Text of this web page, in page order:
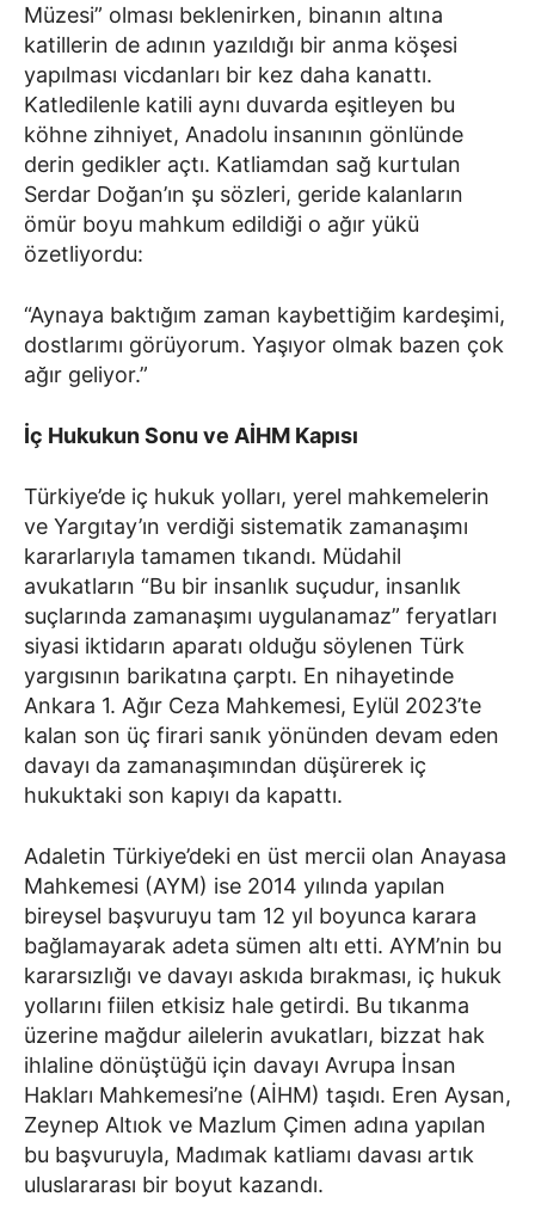
Müzesi” olması beklenirken, binanın altına
katillerin de adının yazıldığı bir anma köşesi
yapılması vicdanları bir kez daha kanattı.
Katledilenle katili aynı duvarda eşitleyen bu
köhne zihniyet, Anadolu insanının gönlünde
derin gedikler açtı. Katliamdan sağ kurtulan
Serdar Doğan’ın şu sözleri, geride kalanların
ömür boyu mahkum edildiği o ağır yükü
özetliyordu:
“Aynaya baktığım zaman kaybettiğim kardeşimi,
dostlarımı görüyorum. Yaşıyor olmak bazen çok
ağır geliyor.”
İç Hukukun Sonu ve AİHM Kapısı
Türkiye’de iç hukuk yolları, yerel mahkemelerin
ve Yargıtay’ın verdiği sistematik zamanaşımı
kararlarıyla tamamen tıkandı. Müdahil
avukatların “Bu bir insanlık suçudur, insanlık
suçlarında zamanaşımı uygulanamaz” feryatları
siyasi iktidarın aparatı olduğu söylenen Türk
yargısının barikatına çarptı. En nihayetinde
Ankara 1. Ağır Ceza Mahkemesi, Eylül 2023’te
kalan son üç firari sanık yönünden devam eden
davayı da zamanaşımından düşürerek iç
hukuktaki son kapıyı da kapattı.
Adaletin Türkiye’deki en üst mercii olan Anayasa
Mahkemesi (AYM) ise 2014 yılında yapılan
bireysel başvuruyu tam 12 yıl boyunca karara
bağlamayarak adeta sümen altı etti. AYM’nin bu
kararsızlığı ve davayı askıda bırakması, iç hukuk
yollarını fiilen etkisiz hale getirdi. Bu tıkanma
üzerine mağdur ailelerin avukatları, bizzat hak
ihlaline dönüştüğü için davayı Avrupa İnsan
Hakları Mahkemesi’ne (AİHM) taşıdı. Eren Aysan,
Zeynep Altıok ve Mazlum Çimen adına yapılan
bu başvuruyla, Madımak katliamı davası artık
uluslararası bir boyut kazandı.